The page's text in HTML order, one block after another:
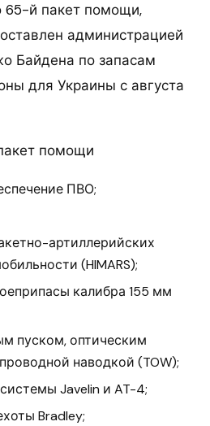
65-й пакет помощи,
администрацией
Байдена по запасам
для Украины с августа
помощи
ПВО;
артиллерийских
(HIMARS);
калибра 155 мм
пуском, оптическим
наводкой (TOW);
Javelin и AT-4;
Bradley;